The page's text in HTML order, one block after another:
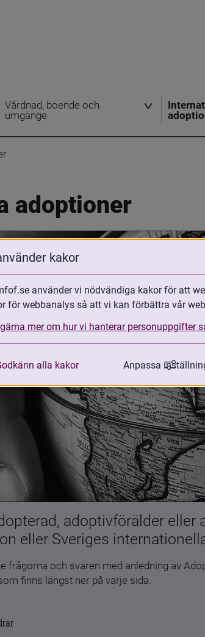
Vårdnad, boende och
umgänge
adoptioner
adoptivförälder
eller Sveriges
frågorna och svaren med anledning av
finns längst ner på varje sida.
kakor
använder vi nödvändiga kakor för att
för webbanalys så att vi kan förbättra vår
mer om hur vi hanterar personuppgifter
alla kakor Anpassa